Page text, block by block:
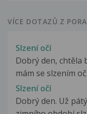
VÍCE DOTAZŮ Z
Slzení očí
Dobrý den, chtěla
mám se slzením
Slzení očí
Dobrý den. Už